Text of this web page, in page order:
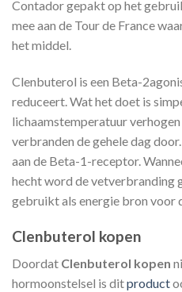
Contador gepakt op het
mee aan de Tour de France
het middel.
Clenbuterol is een Beta-
reduceert. Wat het doet is
lichaamstemperatuur
verbranden de gehele dag
aan de Beta-1-receptor.
hecht word de vetverbranding
gebruikt als energie bron voor
Clenbuterol kopen
Doordat Clenbuterol kopen
hormoonstelsel is ditproduct